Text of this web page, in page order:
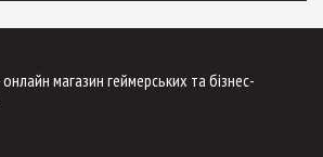
онлайн магазин геймерських та бізнес-